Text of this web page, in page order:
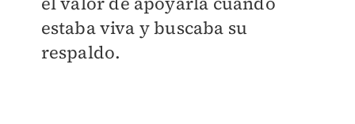
estaba viva y buscaba su
respaldo.